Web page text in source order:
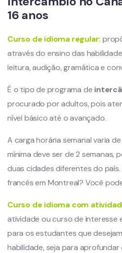
16 anos
Curso de idioma regular:
através do ensino das
leitura, audição, gramática e
É o tipo de programa de
procurado por adultos, pois
nível básico até o avançado.
A carga horária semanal varia
mínima deve ser de 2 semanas,
duas cidades diferentes do
francês em Montreal? Você
Curso de idioma com
atividade ou curso de interesse
para os estudantes que
habilidade, seja para